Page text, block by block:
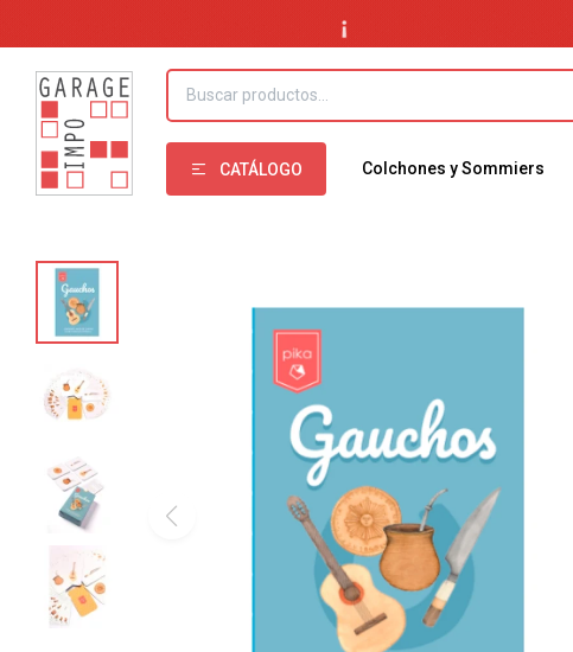
CATÁLOGO Colchones y Sommiers